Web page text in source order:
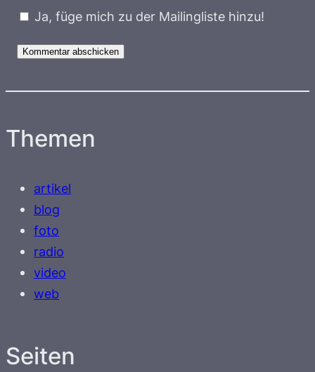
Ja, füge mich zu der Mailingliste hinzu!
Themen
artikel
blog
foto
radio
video
web
Seiten